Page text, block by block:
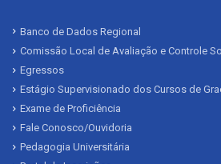
Banco de Dados Regional
Comissão Local de Avaliação e Controle
Egressos
Estágio Supervisionado dos Cursos de
Exame de Proficiência
Fale Conosco/Ouvidoria
Pedagogia Universitária